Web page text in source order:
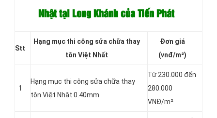
Nhật tại Long Khánh của Tiến Phát
Stt
Hạng mục thi công sửa chữa thay
tôn Việt Nhất
Đơn giá
(vnđ/m²)
1
Hạng mục thi công sửa chữa thay
tôn Việt Nhật 0.40mm
Từ 230.000 đến
280.000
VNĐ/m²